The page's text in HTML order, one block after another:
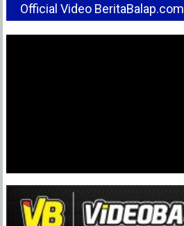
Official Video BeritaBalap.com